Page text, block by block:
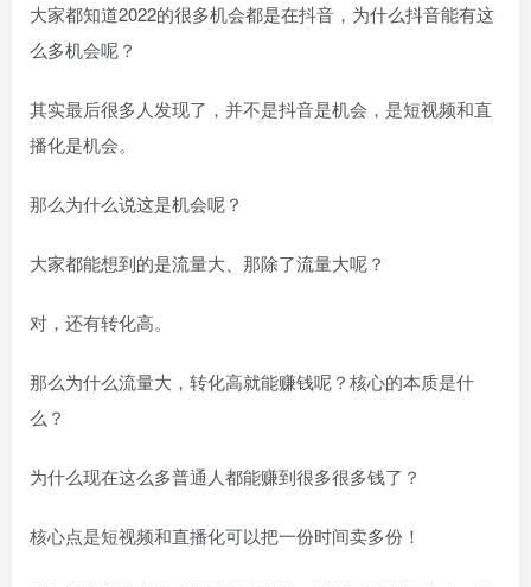
大家都知道2022的很多机会都是在抖音，为什么抖音能有这
么多机会呢？
其实最后很多人发现了，并不是抖音是机会，是短视频和直
播化是机会。
那么为什么说这是机会呢？
大家都能想到的是流量大、那除了流量大呢？
对，还有转化高。
那么为什么流量大，转化高就能赚钱呢？核心的本质是什
么？
为什么现在这么多普通人都能赚到很多很多钱了？
核心点是短视频和直播化可以把一份时间卖多份！